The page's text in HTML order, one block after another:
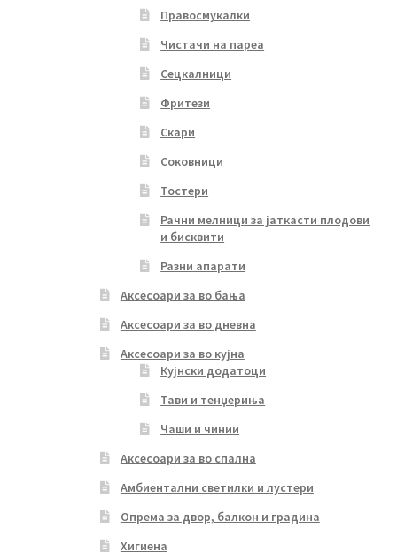
Правосмукалки
Чистачи на пареа
Сецкалници
Фритези
Скари
Соковници
Тостери
Рачни мелници за јаткасти плодови
и бисквити
Разни апарати
Аксесоари за во бања
Аксесоари за во дневна
Аксесоари за во кујна
Кујнски додатоци
Тави и тенџериња
Чаши и чинии
Аксесоари за во спална
Амбиентални светилки и лустери
Опрема за двор, балкон и градина
Хигиена